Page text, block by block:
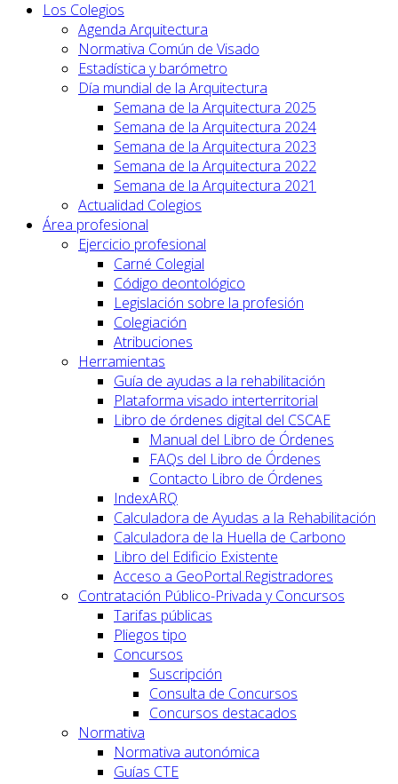
Los Colegios
Agenda Arquitectura
Normativa Común de Visado
Estadística y barómetro
Día mundial de la Arquitectura
Semana de la Arquitectura 2025
Semana de la Arquitectura 2024
Semana de la Arquitectura 2023
Semana de la Arquitectura 2022
Semana de la Arquitectura 2021
Actualidad Colegios
Área profesional
Ejercicio profesional
Carné Colegial
Código deontológico
Legislación sobre la profesión
Colegiación
Atribuciones
Herramientas
Guía de ayudas a la rehabilitación
Plataforma visado interterritorial
Libro de órdenes digital del CSCAE
Manual del Libro de Órdenes
FAQs del Libro de Órdenes
Contacto Libro de Órdenes
IndexARQ
Calculadora de Ayudas a la Rehabilitación
Calculadora de la Huella de Carbono
Libro del Edificio Existente
Acceso a GeoPortal.Registradores
Contratación Público-Privada y Concursos
Tarifas públicas
Pliegos tipo
Concursos
Suscripción
Consulta de Concursos
Concursos destacados
Normativa
Normativa autonómica
Guías CTE